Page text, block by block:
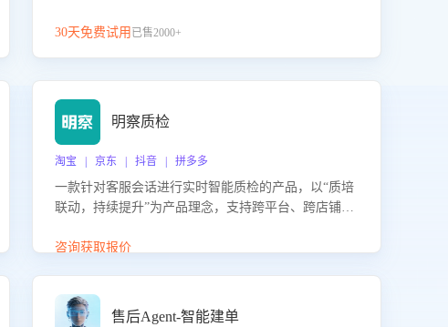
30天免费试用 已售2000+
明察质检
淘宝 | 京东 | 抖音 | 拼多多
一款针对客服会话进行实时智能质检的产品，以“质培
联动，持续提升”为产品理念，支持跨平台、跨店铺的
联动，持续提升客服团队的销服能力。
咨询获取报价
售后Agent-智能建单